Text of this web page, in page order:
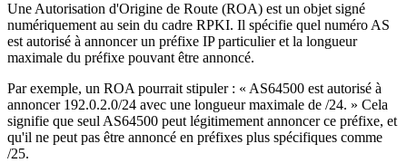
Une Autorisation d'Origine de Route (ROA) est un objet signé
numériquement au sein du cadre RPKI. Il spécifie quel numéro AS
est autorisé à annoncer un préfixe IP particulier et la longueur
maximale du préfixe pouvant être annoncé.
Par exemple, un ROA pourrait stipuler : « AS64500 est autorisé à
annoncer 192.0.2.0/24 avec une longueur maximale de /24. » Cela
signifie que seul AS64500 peut légitimement annoncer ce préfixe, et
qu'il ne peut pas être annoncé en préfixes plus spécifiques comme
/25.